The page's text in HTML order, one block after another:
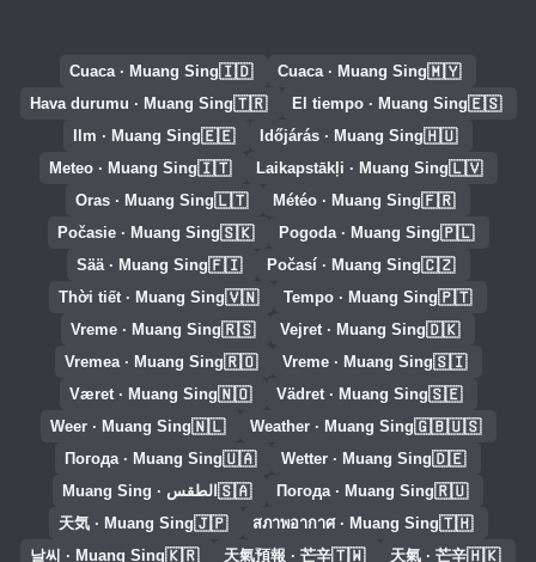
🇲🇾
Cuaca · Muang Sing
🇮🇩
Cuaca · Muang Sing
🇪🇸
El tiempo · Muang Sing
🇹🇷
Hava durumu · Muang Sing
🇭🇺
Időjárás · Muang Sing
🇪🇪
Ilm · Muang Sing
🇱🇻
Laikapstākļi · Muang Sing
🇮🇹
Meteo · Muang Sing
🇫🇷
Météo · Muang Sing
🇱🇹
Oras · Muang Sing
🇵🇱
Pogoda · Muang Sing
🇸🇰
Počasie · Muang Sing
🇨🇿
Počasí · Muang Sing
🇫🇮
Sää · Muang Sing
🇵🇹
Tempo · Muang Sing
🇻🇳
Thời tiết · Muang Sing
🇩🇰
Vejret · Muang Sing
🇷🇸
Vreme · Muang Sing
🇸🇮
Vreme · Muang Sing
🇷🇴
Vremea · Muang Sing
🇸🇪
Vädret · Muang Sing
🇳🇴
Været · Muang Sing
🇬🇧🇺🇸
Weather · Muang Sing
🇳🇱
Weer · Muang Sing
🇩🇪
Wetter · Muang Sing
🇺🇦
Погода · Muang Sing
🇷🇺
Погода · Muang Sing
🇸🇦 الطقس · Muang Sing
🇹🇭
สภาพอากาศ · Muang Sing
🇯🇵
天気 · Muang Sing
🇭🇰
天氣 · 芒辛
🇹🇼
天氣預報 · 芒辛
🇰🇷
날씨 · Muang Sing